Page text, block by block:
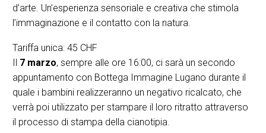
d’arte. Un’esperienza sensoriale e creativa che stimola
l’immaginazione e il contatto con la natura.
Tariffa unica: 45 CHF
7 marzo, sempre alle ore 16:00, ci sarà un secondo
appuntamento con Bottega Immagine Lugano durante il
quale i bambini realizzeranno un negativo ricalcato, che
verrà poi utilizzato per stampare il loro ritratto attraverso
il processo di stampa della cianotipia.